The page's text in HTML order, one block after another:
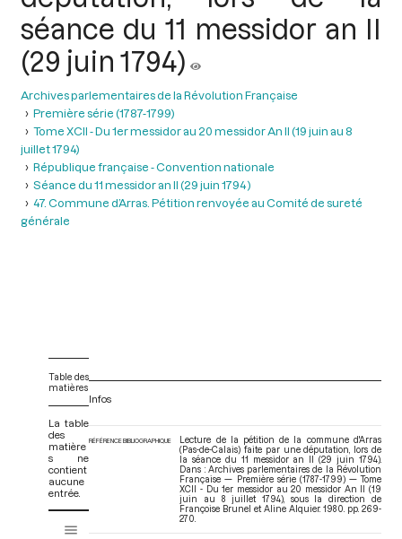
séance du 11 messidor an II
(29 juin 1794)
Archives parlementaires de la Révolution Française
Première série (1787-1799)
Tome XCII - Du 1er messidor au 20 messidor An II (19 juin au 8
juillet 1794)
République française - Convention nationale
Séance du 11 messidor an II (29 juin 1794 )
47. Commune d’Arras. Pétition renvoyée au Comité de sureté
générale
Table des
matières
La table
des
matière
s ne
contient
aucune
entrée.
Infos
RÉFÉRENCE BIBLIOGRAPHIQUE
Lecture de la pétition de la commune d'Arras
(Pas-de-Calais) faite par une députation, lors de
la séance du 11 messidor an II (29 juin 1794).
Dans : Archives parlementaires de la Révolution
Française — Première série (1787-1799) — Tome
XCII - Du 1er messidor au 20 messidor An II (19
juin au 8 juillet 1794) , sous la direction de
Françoise Brunel et Aline Alquier. 1980. pp. 269-
270.